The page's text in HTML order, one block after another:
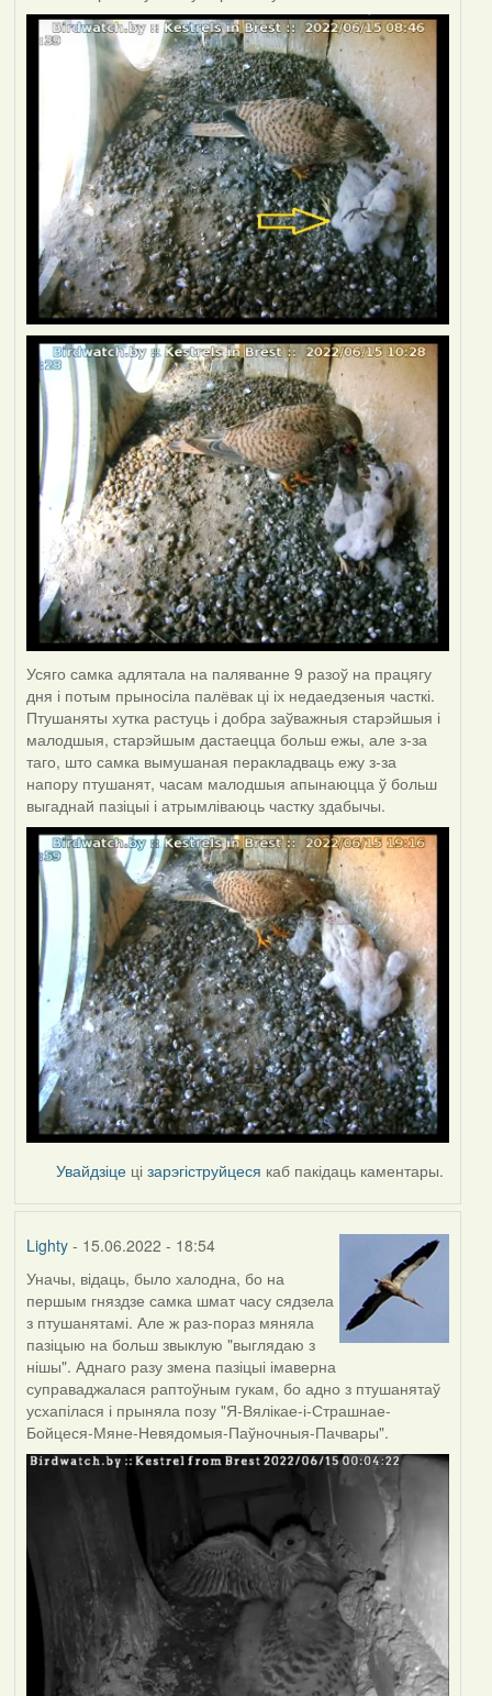
Усяго самка адлятала на паляванне 9 разоў на працягу
дня і потым прыносіла палёвак ці іх недаедзеныя часткі.
Птушаняты хутка растуць і добра заўважныя старэйшыя і
малодшыя, старэйшым дастаецца больш ежы, але з-за
таго, што самка вымушаная перакладваць ежу з-за
напору птушанят, часам малодшыя апынаюцца ў больш
выгаднай пазіцыі і атрымліваюць частку здабычы.
Увайдзіце цізарэгіструйцеся каб пакідаць каментары.
Lighty- 15.06.2022 - 18:54
Уначы, відаць, было халодна, бо на
першым гняздзе самка шмат часу сядзела
з птушанятамі. Але ж раз-пораз мяняла
пазіцыю на больш звыклую "выглядаю з
нішы". Аднаго разу змена пазіцыі імаверна
суправаджалася раптоўным гукам, бо адно з птушанятаў
усхапілася і прыняла позу "Я-Вялікае-і-Страшнае-
Бойцеся-Мяне-Невядомыя-Паўночныя-Пачвары".